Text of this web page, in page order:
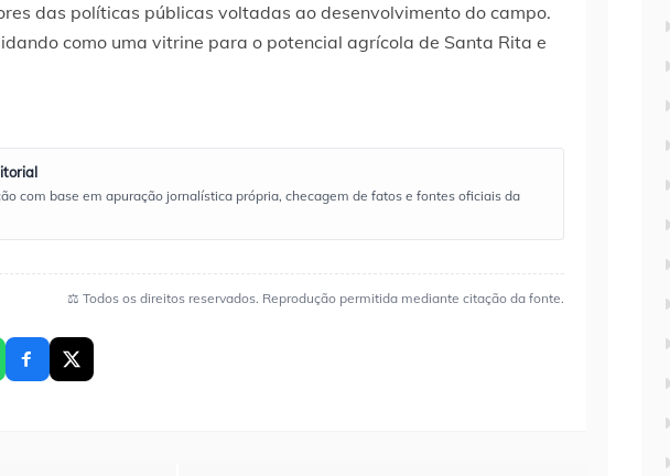
das políticas públicas voltadas ao desenvolvimento do campo.
como uma vitrine para o potencial agrícola de Santa Rita e
com base em apuração jornalística própria, checagem de fatos e fontes oficiais da
⚖️ Todos os direitos reservados. Reprodução permitida mediante citação da fonte.